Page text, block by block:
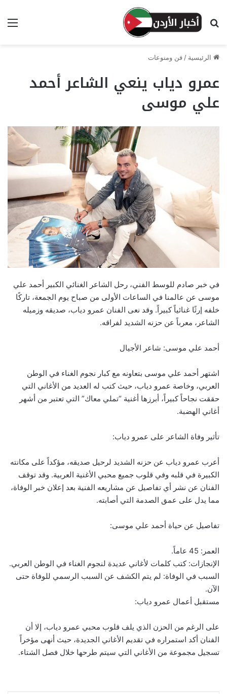
بحث عن
الرئيسية / فن ومنوعات
عمرو دياب ينعي الشاعر أحمد
علي موسى
في خبر صادم للوسط الفني، رحل الشاعر الغنائي الكبير أحمد علي
موسى عن عالمنا في الساعات الأولى من صباح يوم الجمعة، تاركًا
خلفه إرثًا غنائياً كبيراً. وقد نعى الفنان عمرو دياب، صديقه وزميله
الشاعر، معرباً عن حزنه الشديد لفراقه.
أحمد علي موسى: شاعر الأجيال
اشتهر أحمد علي موسى بتعاونه مع كبار نجوم الغناء في الوطن
العربي، وخاصة عمرو دياب، حيث كتب له العديد من الأغاني التي
حققت نجاحاً كبيراً، أبرزها أغنية “تملي معاك” التي تعتبر من أشهر
أغاني الهضبة.
تأثير وفاة الشاعر على عمرو دياب:
أعرب عمرو دياب عن حزنه الشديد لرحيل صديقه، مؤكداً على مكانته
الكبيرة في قلبه وفي قلوب جميع محبي الأغنية العربية. وقد توقف
الفنان عن نشر أي تفاصيل عن مشاريعه الفنية بعد إعلان خبر الوفاة،
مما يدل على عمق الصدمة التي أصابته.
تفاصيل عن حياة أحمد علي موسى:
العمر: 45 عاماً.
الإنجازات: كتب كلمات لأغاني عديدة لنجوم الغناء في الوطن العربي.
السبب في الوفاة: لم يتم الكشف عن السبب الرسمي للوفاة حتى
الآن.
مستقبل أعمال عمرو دياب:
على الرغم من الحزن الذي يلف قلوب محبي عمرو دياب، إلا أن
الفنان أكد استمراره في تقديم الأغاني الجديدة، حيث أنهى مؤخراً
تسجيل مجموعة من الأغاني التي سيتم طرحها خلال فصل الشتاء.